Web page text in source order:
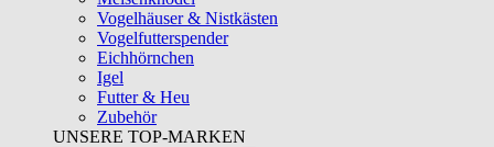
Vogelhäuser & Nistkästen
Vogelfutterspender
Eichhörnchen
Igel
Futter & Heu
Zubehör
UNSERE TOP-MARKEN